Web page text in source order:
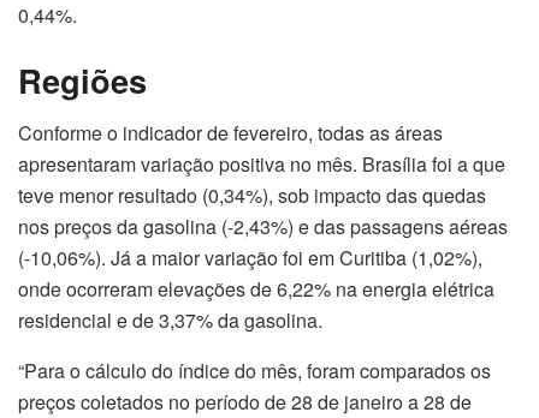
0,44%.
Regiões
Conforme o indicador de fevereiro, todas as áreas
apresentaram variação positiva no mês. Brasília foi a que
teve menor resultado (0,34%), sob impacto das quedas
nos preços da gasolina (-2,43%) e das passagens aéreas
(-10,06%). Já a maior variação foi em Curitiba (1,02%),
onde ocorreram elevações de 6,22% na energia elétrica
residencial e de 3,37% da gasolina.
“Para o cálculo do índice do mês, foram comparados os
preços coletados no período de 28 de janeiro a 28 de